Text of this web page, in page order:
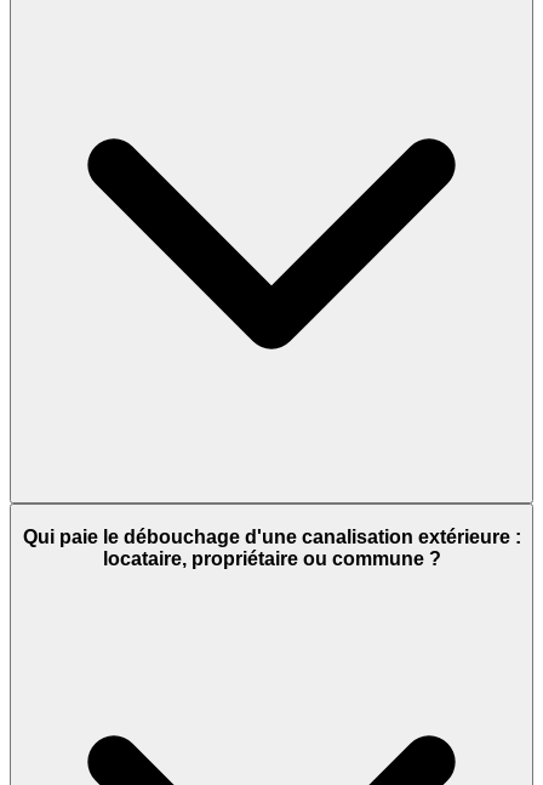
Qui paie le débouchage d'une canalisation extérieure :
locataire, propriétaire ou commune ?